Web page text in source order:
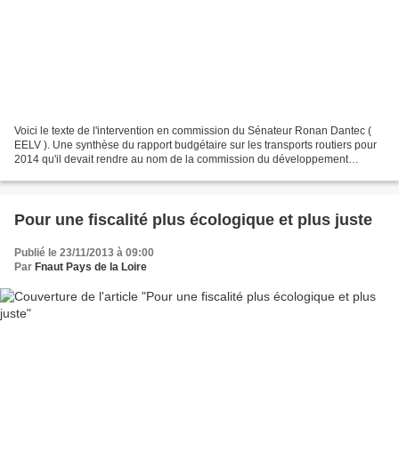
Voici le texte de l'intervention en commission du Sénateur Ronan Dantec (
EELV ). Une synthèse du rapport budgétaire sur les transports routiers pour
2014 qu'il devait rendre au nom de la commission du développement
Pour une fiscalité plus écologique et plus juste
Publié le 23/11/2013 à 09:00
Par Fnaut Pays de la Loire